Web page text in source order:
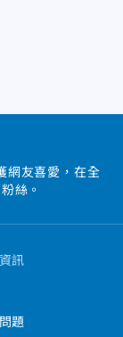
網友喜愛，在全
絲。
訊
題